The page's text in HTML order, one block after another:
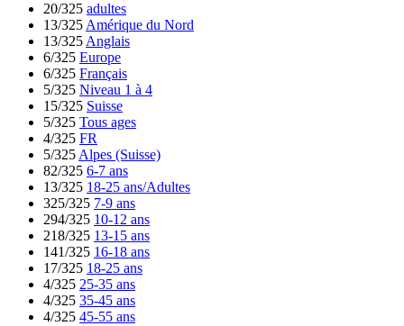
20/325 adultes
13/325Amérique du Nord
13/325Anglais
6/325 Europe
6/325 Français
5/325 Niveau 1 à 4
15/325 Suisse
5/325 Tous ages
4/325 FR
5/325Alpes (Suisse)
82/325 6-7 ans
13/325 18-25 ans/Adultes
325/325 7-9 ans
294/325 10-12 ans
218/325 13-15 ans
141/325 16-18 ans
17/325 18-25 ans
4/325 25-35 ans
4/325 35-45 ans
4/325 45-55 ans